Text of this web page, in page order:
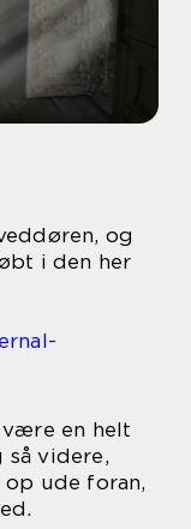
og
i den her
en helt
så videre,
ude foran,